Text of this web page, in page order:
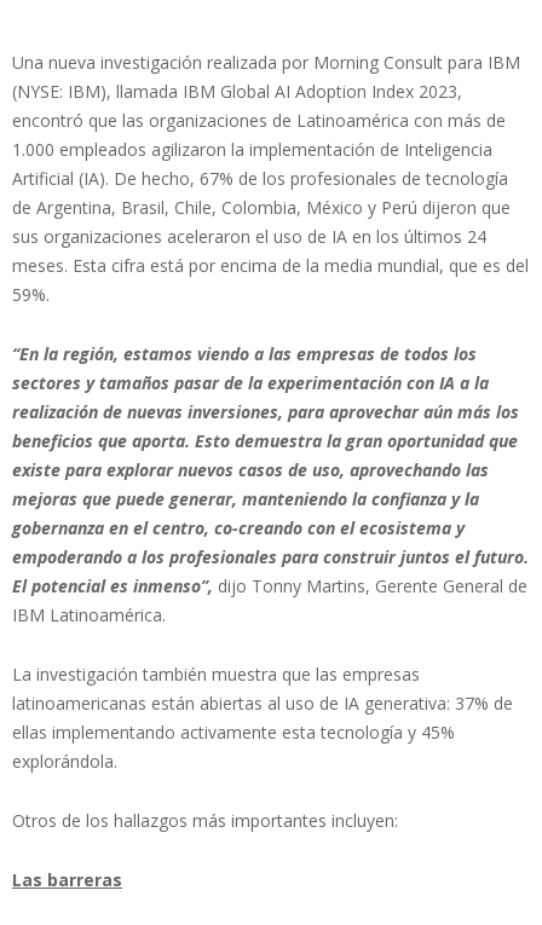
Una nueva investigación realizada por Morning Consult para IBM
(NYSE: IBM), llamada IBM Global AI Adoption Index 2023,
encontró que las organizaciones de Latinoamérica con más de
1.000 empleados agilizaron la implementación de Inteligencia
Artificial (IA). De hecho, 67% de los profesionales de tecnología
de Argentina, Brasil, Chile, Colombia, México y Perú dijeron que
sus organizaciones aceleraron el uso de IA en los últimos 24
meses. Esta cifra está por encima de la media mundial, que es del
59%.
“En la región, estamos viendo a las empresas de todos los
sectores y tamaños pasar de la experimentación con IA a la
realización de nuevas inversiones, para aprovechar aún más los
beneficios que aporta. Esto demuestra la gran oportunidad que
existe para explorar nuevos casos de uso, aprovechando las
mejoras que puede generar, manteniendo la confianza y la
gobernanza en el centro, co-creando con el ecosistema y
empoderando a los profesionales para construir juntos el futuro.
El potencial es inmenso”, dijo Tonny Martins, Gerente General de
IBM Latinoamérica.
La investigación también muestra que las empresas
latinoamericanas están abiertas al uso de IA generativa: 37% de
ellas implementando activamente esta tecnología y 45%
explorándola.
Otros de los hallazgos más importantes incluyen:
Las barreras